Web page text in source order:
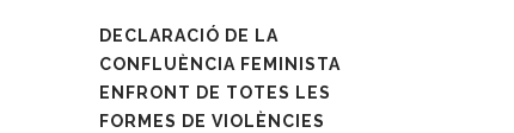
DECLARACIÓ DE LA
CONFLUÈNCIA FEMINISTA
ENFRONT DE TOTES LES
FORMES DE VIOLÈNCIES